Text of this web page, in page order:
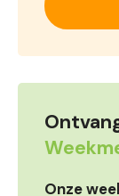
Onze